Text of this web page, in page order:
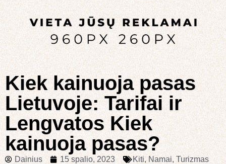
Kiek kainuoja pasas
Lietuvoje: Tarifai ir
Lengvatos Kiek
kainuoja pasas?
Dainius 15 spalio, 2023 Kiti, Namai, Turizmas